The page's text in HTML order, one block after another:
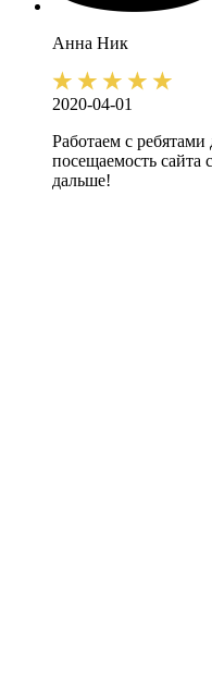
Анна Ник
2020-04-01
Работаем с
посещаемость сайта
дальше!